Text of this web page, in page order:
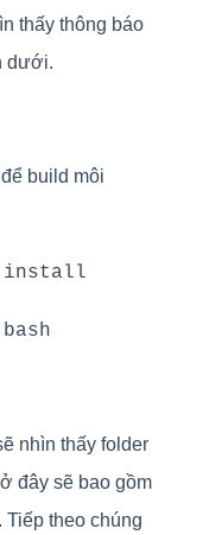
thấy thông báo
dưới.
build môi
install
nhìn thấy folder
đây sẽ bao gồm
Tiếp theo chúng